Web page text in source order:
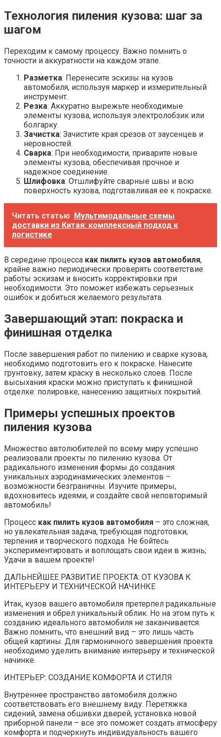
Технология пиления кузова: шаг за
шагом
Переходим к самому процессу. Важно помнить о
точности и аккуратности на каждом этапе.
Разметка: Перенесите эскизы на кузов
автомобиля, используя маркер и измерительный
инструмент.
Резка: Аккуратно вырежьте необходимые
элементы кузова, используя электролобзик или
болгарку.
Зачистка: Зачистите края срезов от заусенцев и
неровностей.
Сварка: При необходимости, приварите новые
элементы кузова, обеспечивая прочное и
надежное соединение.
Шлифовка: Отшлифуйте сварные швы и всю
поверхность кузова, подготавливая ее к покраске.
Читать статью Мультимодальные схемы
доставки из Китая: комплексный подход к
логистике
В середине процесса как пилить кузов автомобиля,
крайне важно периодически проверять соответствие
работы эскизам и вносить корректировки при
необходимости. Это поможет избежать серьезных
ошибок и добиться желаемого результата.
Завершающий этап: покраска и
финишная отделка
После завершения работ по пилению и сварке кузова,
необходимо подготовить его к покраске. Нанесите
грунтовку, затем краску в несколько слоев. После
высыхания краски можно приступать к финишной
отделке: полировке, нанесению защитных покрытий.
Примеры успешных проектов
пиления кузова
Множество автолюбителей по всему миру успешно
реализовали проекты по пилению кузова. От
радикального изменения формы до создания
уникальных аэродинамических элементов –
возможности безграничны. Изучите примеры,
вдохновитесь идеями, и создайте свой неповторимый
автомобиль!
Процесс как пилить кузов автомобиля – это сложная,
но увлекательная задача, требующая подготовки,
терпения и творческого подхода. Не бойтесь
экспериментировать и воплощать свои идеи в жизнь;
Удачи в вашем проекте!
ДАЛЬНЕЙШЕЕ РАЗВИТИЕ ПРОЕКТА: ОТ КУЗОВА К
ИНТЕРЬЕРУ И ТЕХНИЧЕСКОЙ НАЧИНКЕ
Итак, кузов вашего автомобиля претерпел радикальные
изменения и обрел уникальный облик. Но на этом путь к
созданию идеального автомобиля не заканчивается.
Важно помнить, что внешний вид – это лишь часть
общей картины. Для гармоничного завершения проекта
необходимо уделить внимание интерьеру и технической
начинке.
ИНТЕРЬЕР: СОЗДАНИЕ КОМФОРТА И СТИЛЯ
Внутреннее пространство автомобиля должно
соответствовать его внешнему виду. Перетяжка
сидений, замена обшивки дверей, установка новой
приборной панели – все это поможет создать атмосферу
комфорта и подчеркнуть индивидуальность вашего